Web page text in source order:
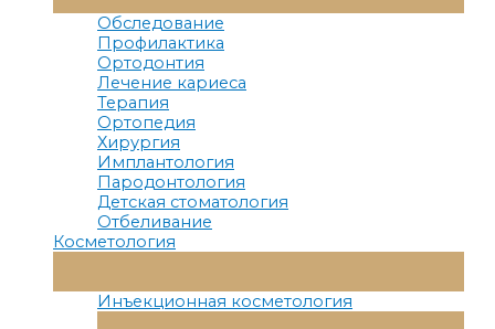
Меню
Обследование
Профилактика
Ортодонтия
Лечение кариеса
Терапия
Ортопедия
Хирургия
Имплантология
Пародонтология
Детская стоматология
Отбеливание
Косметология
Меню
Инъекционная косметология